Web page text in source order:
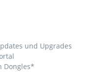
und Upgrades
Dongles*